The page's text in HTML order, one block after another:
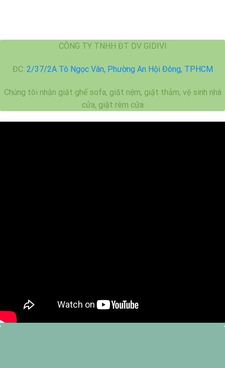
CÔNG TY TNHH ĐT DV GIDIVI
ĐC: 2/37/2A Tô Ngọc Vân, Phường An Hội Đông, TPHCM
Chúng tôi nhận giặt ghế sofa, giặt nệm, giặt thảm, vệ sinh nhà
cửa, giặt rèm cửa